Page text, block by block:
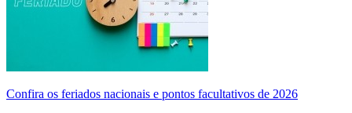
Confira os feriados nacionais e pontos facultativos de 2026